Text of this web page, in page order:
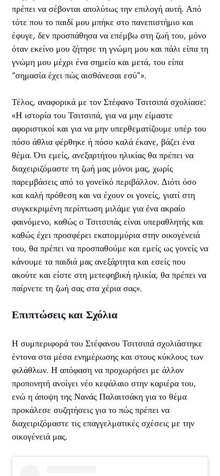
πρέπει να σέβονται απολύτως την επιλογή αυτή. Από
τότε που το παιδί μου μπήκε στο πανεπιστήμιο και
έφυγε, δεν προσπάθησα να επέμβω στη ζωή του, μόνο
όταν εκείνο μου ζήτησε τη γνώμη μου και πάλι είπα τη
γνώμη μου μέχρι ένα σημείο και μετά, του είπα
“σημασία έχει πώς αισθάνεσαι εσύ”».
Τέλος, αναφορικά με τον Στέφανο Τσιτσιπά σχολίασε:
«Η ιστορία του Τσιτσιπά, για να μην είμαστε
αφοριστικοί και για να μην υπερθεματίζουμε υπέρ του
πόσο άθλια φέρθηκε ή πόσο καλά έκανε, βάζει ένα
θέμα. Ότι εμείς, ανεξαρτήτου ηλικίας θα πρέπει να
διαχειριζόμαστε τη ζωή μας μόνοι μας, χωρίς
παρεμβάσεις από το γονεϊκό περιβάλλον. Διότι όσο
και καλή πρόθεση και να έχουν οι γονείς, γιατί στη
συγκεκριμένη περίπτωση μιλάμε για ένα ακραίο
φαινόμενο, καθώς ο Τσιτσιπάς είναι υπεραθλητής και
καθώς έχει προσφέρει εκατομμύρια στην οικογένειά
του, θα πρέπει να προσπαθούμε και εμείς ως γονείς να
κάνουμε τα παιδιά μας ανεξάρτητα και εσείς που
ακούτε και είστε στη μετεφηβική ηλικία, θα πρέπει να
παίρνετε τη ζωή σας στα χέρια σας».
Επιπτώσεις και Σχόλια
Η συμπεριφορά του Στέφανου Τσιτσιπά σχολιάστηκε
έντονα στα μέσα ενημέρωσης και στους κύκλους των
φιλάθλων. Η απόφαση να προχωρήσει με άλλον
προπονητή ανοίγει νέο κεφάλαιο στην καριέρα του,
ενώ η άποψη της Νανάς Παλαιτσάκη για το θέμα
προκάλεσε συζητήσεις για το πώς πρέπει να
διαχειριζόμαστε τις επαγγελματικές σχέσεις με την
οικογένειά μας.